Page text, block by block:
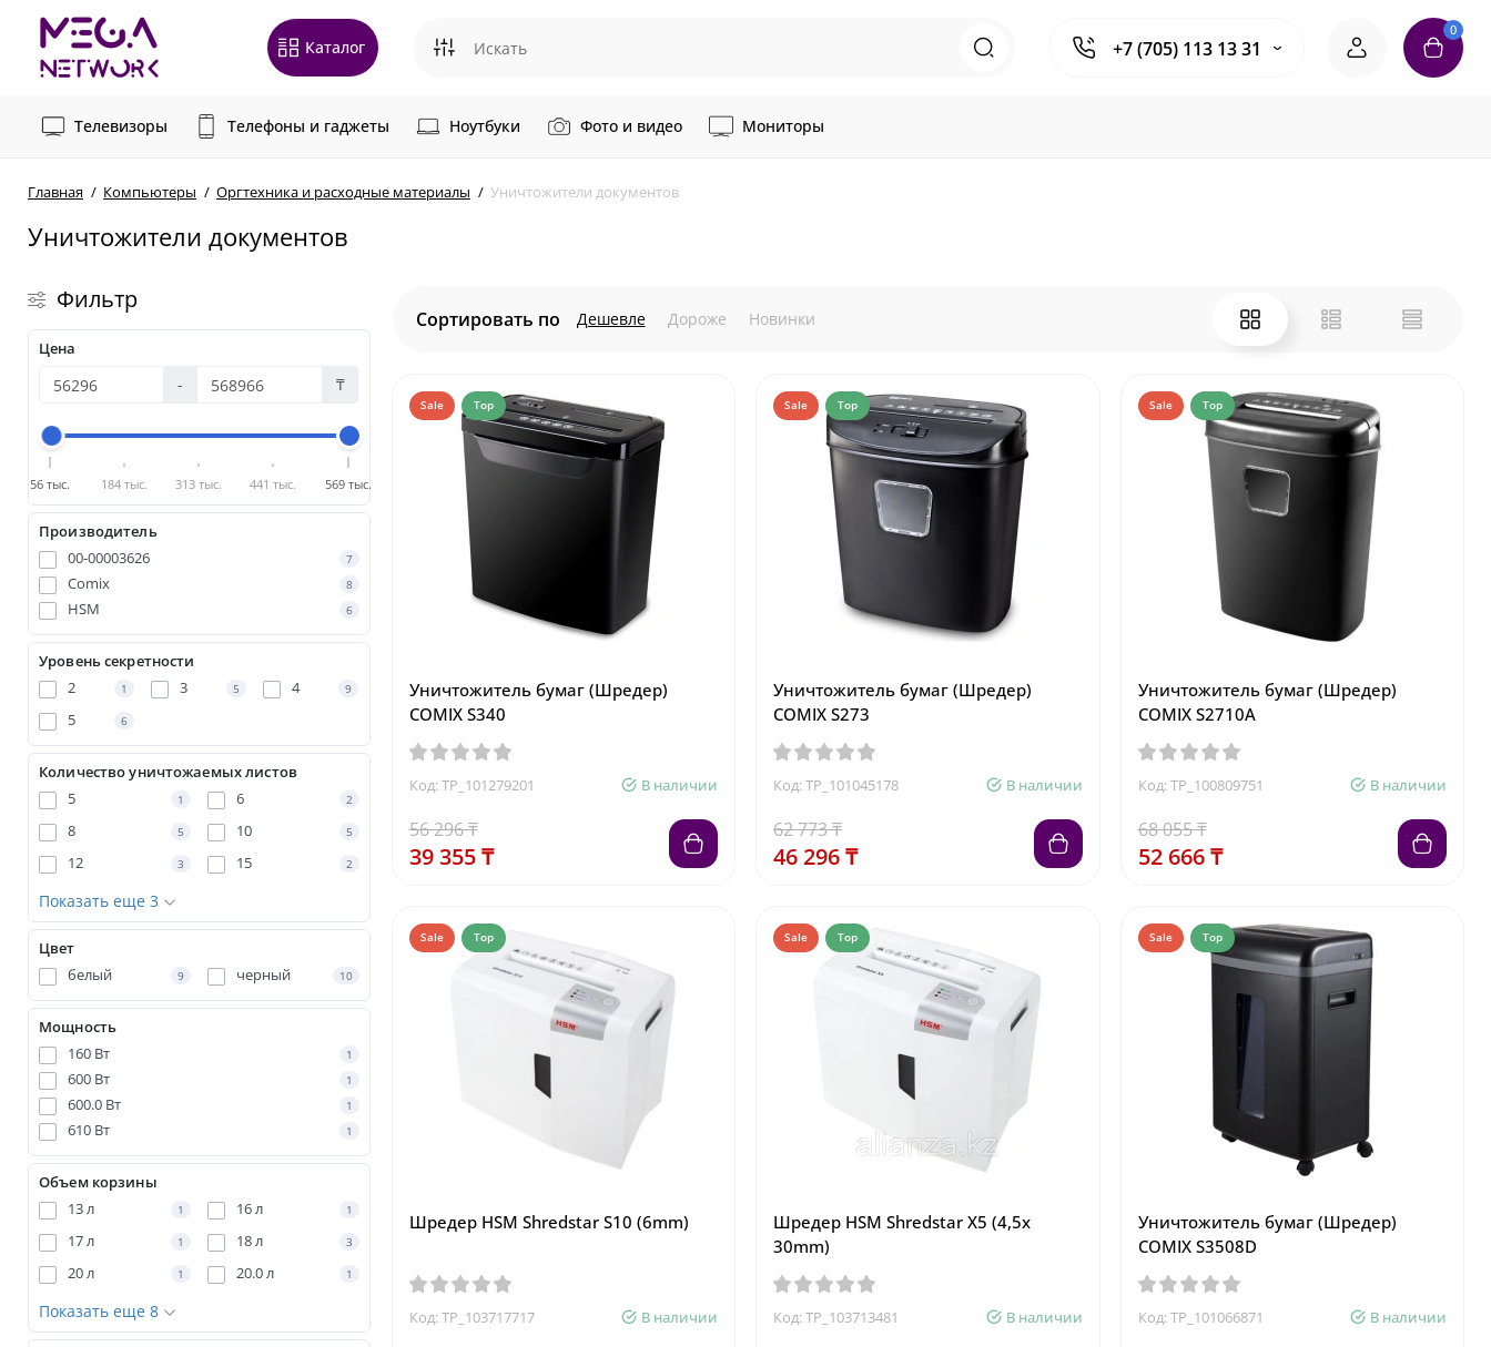
Каталог +7 (705) 113 13 31
0
Телевизоры Телефоны и гаджеты Ноутбуки Фото и видео Мониторы
Главная Компьютеры Оргтехника и расходные материалы Уничтожители документов
Уничтожители документов
Фильтр
Цена
- ₸
56 тыс. 184 тыс. 313 тыс. 441 тыс. 569 тыс.
Производитель
00-00003626
7
Comix 8
HSM 6
Уровень секретности
2
1 3 5 4 9
5 6
Количество уничтожаемых листов
5
1 6 2
8 5 10 5
12 3 15 2
Показать еще 3
Цвет
белый
9 черный 10
Мощность
160 Вт
1
600 Вт 1
600.0 Вт 1
610 Вт 1
Объем корзины
13 л
1 16 л 1
17 л 1 18 л 3
20 л 1 20.0 л 1
Показать еще 8
Сортировать по Дешевле Дороже Новинки
Sale Top
Уничтожитель бумаг (Шредер)
COMIX S340
Код: TP_101279201 В наличии
56 296 ₸
39 355 ₸
Sale Top
Уничтожитель бумаг (Шредер)
COMIX S273
Код: TP_101045178 В наличии
62 773 ₸
46 296 ₸
Sale Top
Уничтожитель бумаг (Шредер)
COMIX S2710A
Код: TP_100809751 В наличии
68 055 ₸
52 666 ₸
Sale Top
Шредер HSM Shredstar S10 (6mm)
Код: TP_103717717 В наличии
Sale Top
Шредер HSM Shredstar X5 (4,5x
30mm)
Код: TP_103713481 В наличии
Sale Top
Уничтожитель бумаг (Шредер)
COMIX S3508D
Код: TP_101066871 В наличии